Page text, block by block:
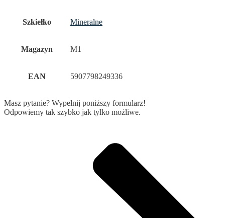
Szkiełko Mineralne
Magazyn M1
EAN 5907798249336
Masz pytanie? Wypełnij poniższy formularz!
Odpowiemy tak szybko jak tylko możliwe.